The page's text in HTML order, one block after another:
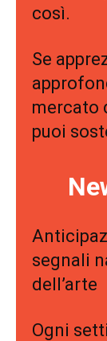
così.
Se
mercato
puoi
segnali
dell’arte
Ogni